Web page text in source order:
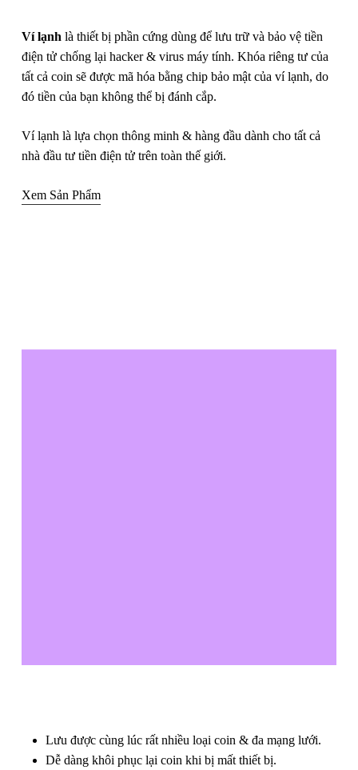
Ví lạnh là thiết bị phần cứng dùng để lưu trữ và bảo vệ tiền
điện tử chống lại hacker & virus máy tính. Khóa riêng tư của
tất cả coin sẽ được mã hóa bằng chip bảo mật của ví lạnh, do
đó tiền của bạn không thể bị đánh cắp.
Ví lạnh là lựa chọn thông minh & hàng đầu dành cho tất cả
nhà đầu tư tiền điện tử trên toàn thế giới.
Xem Sản Phẩm
Lưu được cùng lúc rất nhiều loại coin & đa mạng lưới.
Dễ dàng khôi phục lại coin khi bị mất thiết bị.